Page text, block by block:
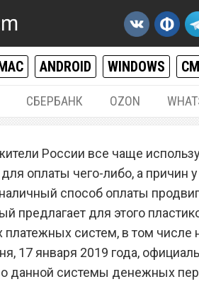
ANDROID WINDOWS
СБЕРБАНК OZON
ввел новые
на
России все чаще
оплаты чего-либо, а причин у
способ оплаты
предлагает для этого
платежных систем, в том числе
17 января 2019 года,
данной системы денежных